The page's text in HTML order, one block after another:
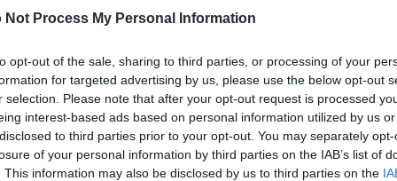
Not Process My Personal Information
opt-out of the sale, sharing to third parties, or processing of your
for targeted advertising by us, please use the below opt-out
selection. Please note that after your opt-out request is processed
interest-based ads based on personal information utilized by us
to third parties prior to your opt-out. You may separately
of your personal information by third parties on the IAB’s list of
This information may also be disclosed by us to third parties on the
వల్ల వ్యాధి నివారణకు సహాయపడుతుంది.
క్యాబేజీతో బహుముఖ వంటకాలు ఉన్నాయి.
పుష్కలంగా ఉంటాయి, ఇవి మొత్తం ఆరోగ్యాన్ని ప్రోత్సహిస్తాయి.
మరియు వాపును తగ్గిస్తుంది.